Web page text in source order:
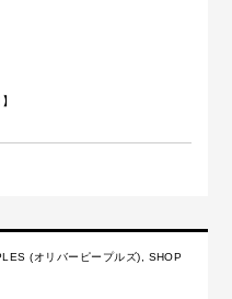
(オリバーピープルズ)
SHOP